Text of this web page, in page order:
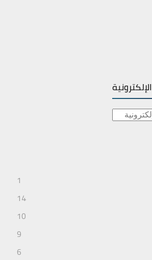
1
14
10
9
6